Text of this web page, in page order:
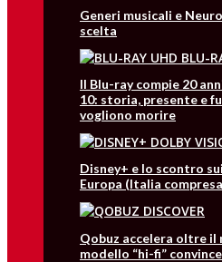
Generi musicali e
scelta
Il Blu-ray compie 20
10: storia, presente e
vogliono morire
Disney+ e lo scontro
Europa (Italia
Qobuz accelera oltre il
modello “hi-fi”